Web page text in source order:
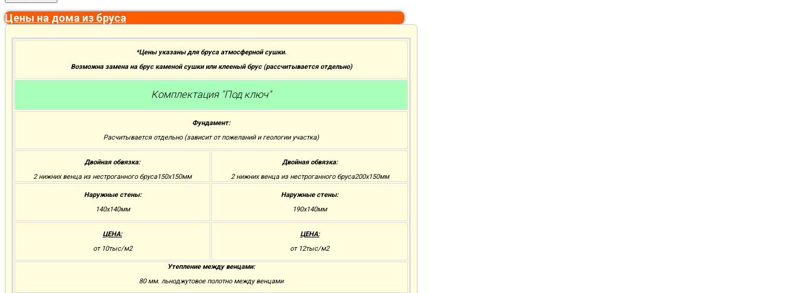
Цены на дома из бруса
*Цены указаны для бруса атмосферной сушки.
Возможна замена на брус каменой сушки или клееный брус (рассчитывается отдельно)
Комплектация "Под ключ"
Фундамент:
Расчитывается отдельно (зависит от пожеланий и геологии участка)
Двойная обвязка:
2 нижних венца из нестроганного бруса150х150мм
Двойная обвязка:
2 нижних венца из нестроганного бруса200x150мм
Наружные стены:
140х140мм
Наружные стены:
190х140мм
ЦЕНА:
от 10тыс/м2
ЦЕНА:
от 12тыс/м2
Утепление между венцами:
80 мм. льноджутовое полотно между венцами